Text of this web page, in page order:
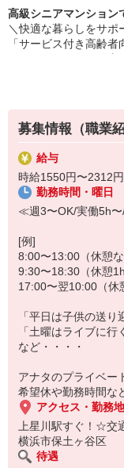
高級シニアマンション
＼快適な暮らしをサポ
「サービス付き高齢者
生活の相談相手にな
したり・・・
コミュニケーション
≪お仕事内容≫
◆施設内清掃
◆生活相談・コミュニ
◆必要に応じた介助
「人を喜ばせるのが
そんなおもてなし精神
募集情報（職業紹
給与
時給1550円〜2312
勤務時間・曜日
≪週3〜OK/実働5h
[例]
8:00〜13:00（休憩な
9:30〜18:30（休憩1h
17:00〜翌10:00（
「平日は子供の送り
「土曜はライブに行
など・・・・
アナタのプライベー
希望休や勤務時間な
アクセス・勤務地
上星川駅すぐ！☆交
横浜市保土ヶ谷区
待遇